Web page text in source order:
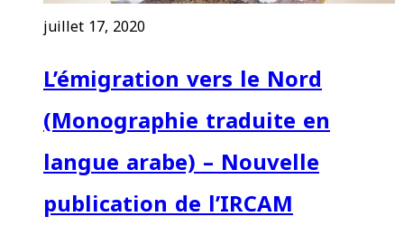
juillet 17, 2020
L’émigration vers le Nord
(Monographie traduite en
langue arabe) – Nouvelle
publication de l’IRCAM